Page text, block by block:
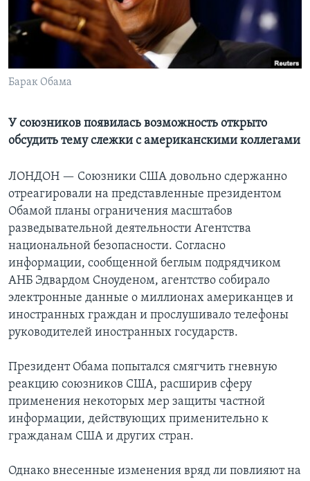
Learning English
СОЦИАЛЬНЫЕ СЕТИ
Языки
Барак Обама
У союзников появилась возможность открыто
обсудить тему слежки с американскими коллегами
ЛОНДОН — Союзники США довольно сдержанно
отреагировали на представленные президентом
Обамой планы ограничения масштабов
разведывательной деятельности Агентства
национальной безопасности. Согласно
информации, сообщенной беглым подрядчиком
АНБ Эдвардом Сноуденом, агентство собирало
электронные данные о миллионах американцев и
иностранных граждан и прослушивало телефоны
руководителей иностранных государств.
Президент Обама попытался смягчить гневную
реакцию союзников США, расширив сферу
применения некоторых мер защиты частной
информации, действующих применительно к
гражданам США и других стран.
Однако внесенные изменения вряд ли повлияют на